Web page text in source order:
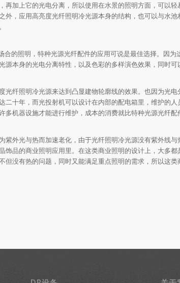
再加上它的光电分离，所以使用在水景的照明方面，可以
外，应用高亮度光纤照明冷光源本身的结构，也可以与水
合的照明，特种光源光纤配件的应用可说是最佳选择。因
源本身的光电分离特性，以及色彩的多样演色效果，同时可
光纤照明冷光源来达到凸显建物轮廓线的效果。也因为光电
二十年，而光投射机可以设计在内部的配电箱里，维护的
多机器设施才能进行维护，成本的消费就比特种光源光纤配
紫外光与热而加速老化，由于光纤照明冷光源没有紫外线
饰品的商业照明应用里。在这类商业照明的设计上，大多
但没有热的问题，同时又能满足重点照明的需求，所以这类